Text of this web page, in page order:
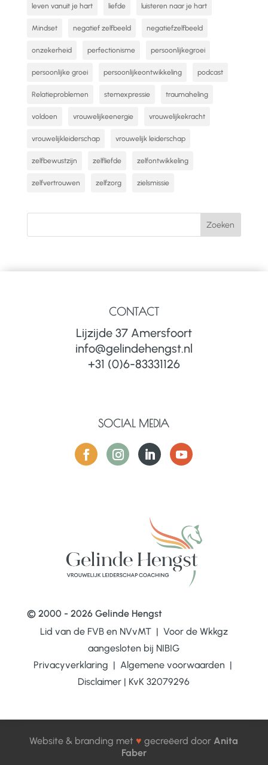
leven vanuit je hart liefde luisteren naar je hart
Mindset negatief zelfbeeld negatiefzelfbeeld
onzekerheid perfectionisme persoonlijkegroei
persoonlijke groei persoonlijkeontwikkeling podcast
Relatieproblemen stemexpressie traumaheling
voldoen vrouwelijkeenergie vrouwelijkekracht
vrouwelijkleiderschap vrouwelijk leiderschap
zelfbewustzijn zelfliefde zelfontwikkeling
zelfvertrouwen zelfzorg zielsmissie
CONTACT
Lijzijde 37 Amersfoort
info@gelindehengst.nl
+31 (0)6-83331126
SOCIAL MEDIA
© 2000 - 2026 Gelinde Hengst
Lid van de FVB en NVvMT | Voor de Wkkgz
aangesloten bij NIBIG
Privacyverklaring | Algemene voorwaarden |
Disclaimer | KvK 32079296
Website & branding met ♥ gecreëerd door Anita
Faber